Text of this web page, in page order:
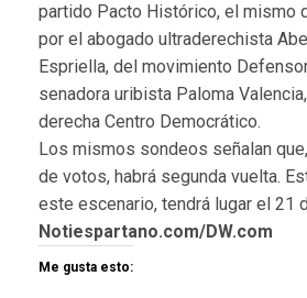
partido Pacto Histórico, el mismo
por el abogado ultraderechista
Espriella, del movimiento
senadora uribista Paloma
derecha Centro Democrático.
Los mismos sondeos señalan
de votos, habrá segunda vuelta.
este escenario, tendrá lugar el 21
Notiespartano.com/DW.com
Me gusta esto: